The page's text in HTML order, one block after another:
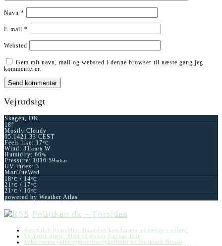
Navn *
E-mail *
Websted
Gem mit navn, mail og websted i denne browser til næste gang jeg
kommenterer.
Vejrudsigt
Skagen, DK
18°
Mostly Cloudy
05:1421:33 CEST
Feels like: 17°C
Wind: 31km/h W
Humidity: 66%
Pressure: 1016.59mbar
UV index: 3
MonTueWed
18°C / 14°C
21°C / 17°C
21°C / 16°C
powered by Weather Atlas
Politiken.dk – Forsiden
Australsk livredder: Hvordan kan I være så længe i solen?
Vi hader digte. Men vi elsker Caspar Eric
Seks racercykler stjålet fra cykelhold til Danmark Rundt